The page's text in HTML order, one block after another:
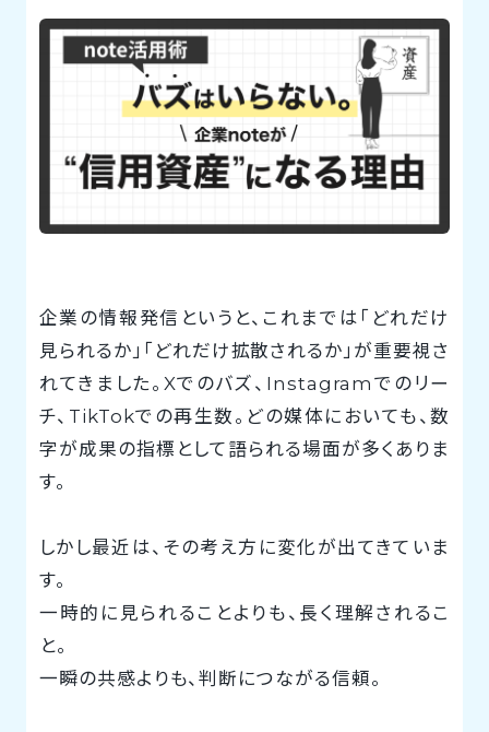
企業の情報発信というと、これまでは「どれだけ
見られるか」「どれだけ拡散されるか」が重要視さ
れてきました。Xでのバズ、Instagramでのリー
チ、TikTokでの再生数。どの媒体においても、数
字が成果の指標として語られる場面が多くありま
す。
しかし最近は、その考え方に変化が出てきていま
す。
一時的に見られることよりも、長く理解されるこ
と。
一瞬の共感よりも、判断につながる信頼。